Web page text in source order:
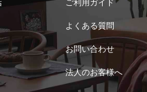
ご利用ガイド
よくある質問
お問い合わせ
法人のお客様へ